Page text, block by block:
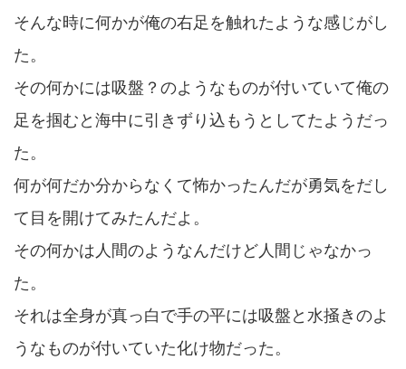
そんな時に何かが俺の右足を触れたような感じがし
た。
その何かには吸盤？のようなものが付いていて俺の
足を掴むと海中に引きずり込もうとしてたようだっ
た。
何が何だか分からなくて怖かったんだが勇気をだし
て目を開けてみたんだよ。
その何かは人間のようなんだけど人間じゃなかっ
た。
それは全身が真っ白で手の平には吸盤と水掻きのよ
うなものが付いていた化け物だった。